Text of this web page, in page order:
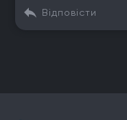
Відповісти